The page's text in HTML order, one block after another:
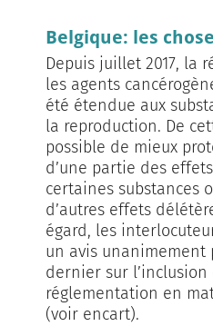
Belgique: les
Depuis juillet 2017, la
les agents
été étendue aux
la reproduction. De
possible de mieux
d’une partie des
certaines substances
d’autres effets
égard, les
un avis unanimement
dernier sur l’inclusion
réglementation en
(voir encart).